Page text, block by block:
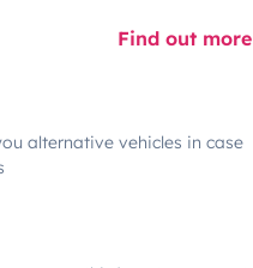
Find out more
alternative vehicles in case